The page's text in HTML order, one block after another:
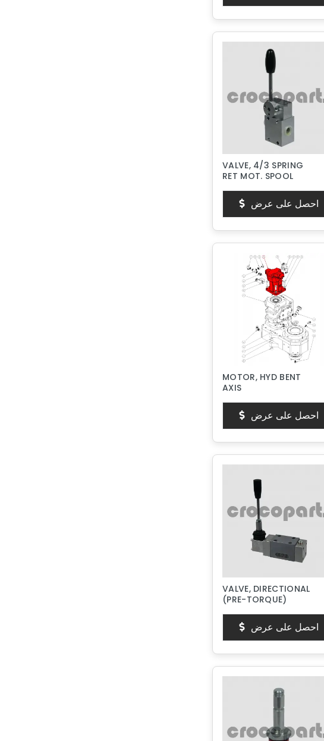
VALVE, 4/3 SPRING
RET MOT. SPOOL
احصل على عرض
MOTOR, HYD BENT
AXIS
احصل على عرض
VALVE, DIRECTIONAL
(PRE-TORQUE)
احصل على عرض